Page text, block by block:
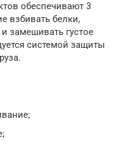
обеспечивают 3
взбивать белки,
замешивать густое
системой защиты